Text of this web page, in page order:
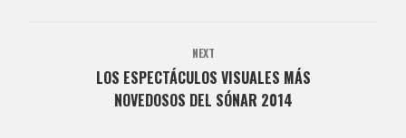
NEXT
LOS ESPECTÁCULOS VISUALES MÁS
NOVEDOSOS DEL SÓNAR 2014